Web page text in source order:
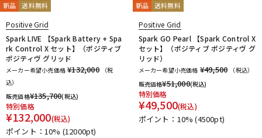
新品 送料無料
Positive Grid
Spark LIVE 【Spark Battery + Spa
rk Control X セット】（ポジティブ
ポジティヴ グリッド
メーカー希望小売価格 ¥132,000
（税
込）
販売価格¥135,700(税込)
特別価格
¥132,000(税込)
ポイント：10% (12000pt)
新品 送料無料
Positive Grid
Spark GO Pearl 【Spark Control X
セット】（ポジティブ ポジティヴ グ
リッド）
メーカー希望小売価格 ¥49,500
（税込）
販売価格¥51,000(税込)
特別価格
¥49,500(税込)
ポイント：10%(4500pt)